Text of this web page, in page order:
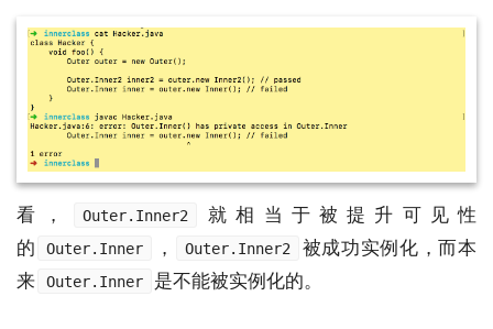
看， Outer.Inner2
就相当于被提升可见性
的
Outer.Inner ， Outer.Inner2
被成功实例化，而本
来
Outer.Inner 是不能被实例化的。